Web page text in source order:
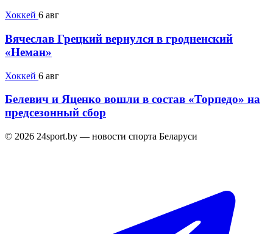
Хоккей 6 авг
Вячеслав Грецкий вернулся в гродненский
«Неман»
Хоккей 6 авг
Белевич и Яценко вошли в состав «Торпедо» на
предсезонный сбор
© 2026 24sport.by — новости спорта Беларуси